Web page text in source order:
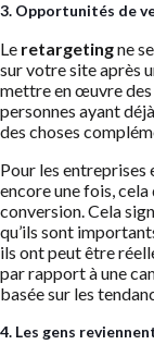
3. Opportunités de
Le retargetingne
sur votre site après
mettre en œuvre des
personnes ayant
des choses
Pour les entreprises
encore une fois,
conversion. Cela
qu’ils sont
ils ont peut être
par rapport à une
basée sur les
4. Les gens